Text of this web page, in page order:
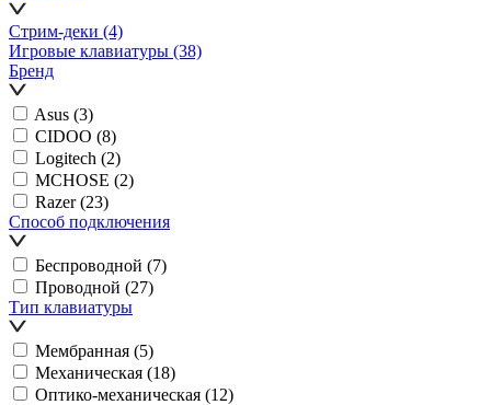
Стрим-деки (4)
Игровые клавиатуры (38)
Бренд
Asus (3)
CIDOO (8)
Logitech (2)
MCHOSE (2)
Razer (23)
Способ подключения
Беспроводной (7)
Проводной (27)
Тип клавиатуры
Мембранная (5)
Механическая (18)
Оптико-механическая (12)